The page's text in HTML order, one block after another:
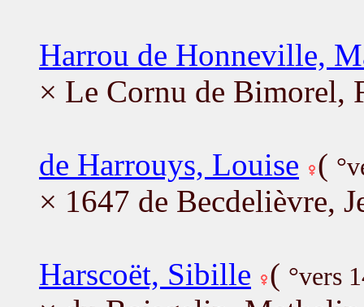
Harrou de Honneville,
× Le Cornu de Bimorel,
de Harrouys, Louise (
× 1647 de Becdelièvre,
Harscoët, Sibille ( °vers